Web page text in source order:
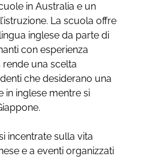
in Australia e un
La scuola offre
inglese da parte di
con esperienza
rende una scelta
che desiderano una
in inglese mentre si
incentrate sulla vita
e a eventi organizzati